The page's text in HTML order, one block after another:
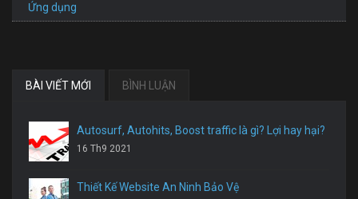
Ứng dụng
BÀI VIẾT MỚI BÌNH LUẬN
Autosurf, Autohits, Boost traffic là gì? Lợi hay hại?
16 Th9 2021
Thiết Kế Website An Ninh Bảo Vệ